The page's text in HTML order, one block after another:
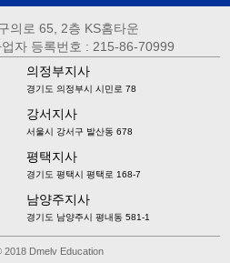
의로 65, 2층 KS홈타운
자 등록번호 : 215-86-70999
의정부지사
경기도 의정부시 시민로 78
강서지사
서울시 강서구 발산동 678
평택지사
경기도 평택시 평택로 168-7
남양주지사
경기도 남양주시 평내동 581-1
2018 Dmelv Education